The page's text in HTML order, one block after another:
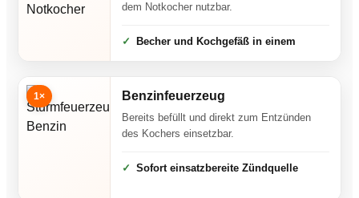
dem Notkocher nutzbar.
Becher und Kochgefäß in einem
1× Benzinfeuerzeug
Bereits befüllt und direkt zum Entzünden
des Kochers einsetzbar.
Sofort einsatzbereite Zündquelle